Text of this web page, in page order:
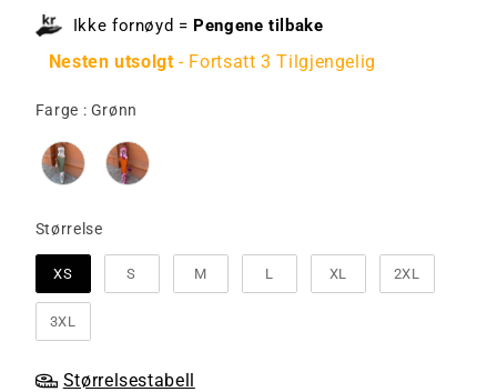
Ikke fornøyd = Pengene tilbake
Nesten utsolgt - Fortsatt 3 Tilgjengelig
Farge : Grønn
StørrelseStørrelse
XS S M L XL 2XL
3XL
Størrelsestabell